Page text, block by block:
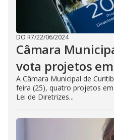
DO R7/22/06/2024
Câmara
vota projetos
A Câmara Municipal de
feira (25), quatro projetos
Lei de Diretrizes...